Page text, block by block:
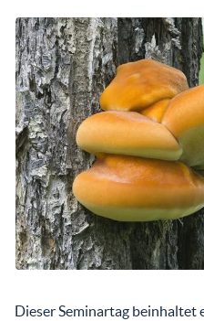
Dieser Seminartag